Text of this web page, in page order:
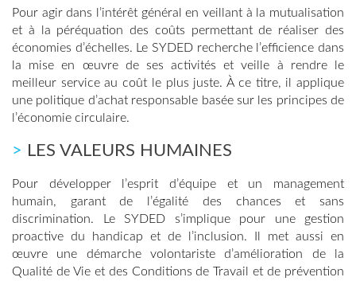
Pour agir dans l’intérêt général en veillant à la mutualisation
et à la péréquation des coûts permettant de réaliser des
économies d’échelles. Le SYDED recherche l’efficience dans
la mise en œuvre de ses activités et veille à rendre le
meilleur service au coût le plus juste. À ce titre, il applique
une politique d’achat responsable basée sur les principes de
l’économie circulaire.
> LES VALEURS HUMAINES
Pour développer l’esprit d’équipe et un management
humain, garant de l’égalité des chances et sans
discrimination. Le SYDED s’implique pour une gestion
proactive du handicap et de l’inclusion. Il met aussi en
œuvre une démarche volontariste d’amélioration de la
Qualité de Vie et des Conditions de Travail et de prévention